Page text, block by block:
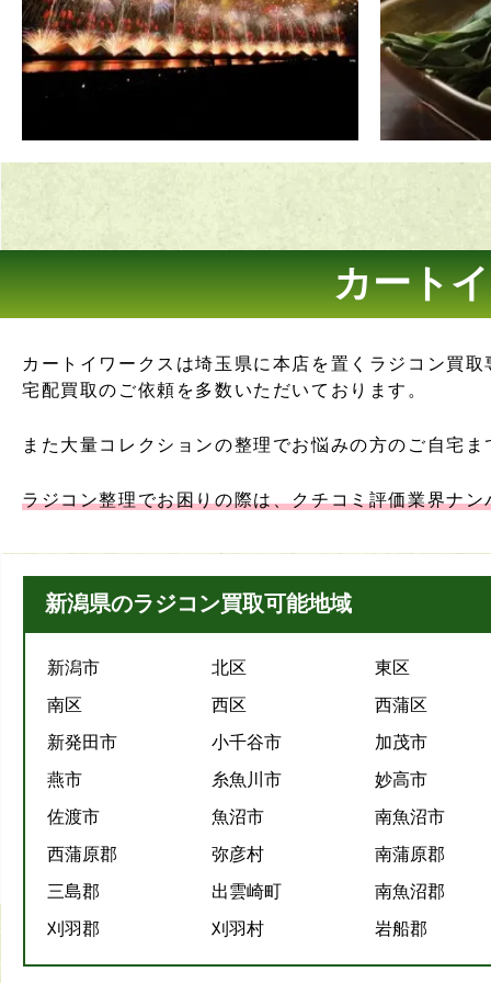
カート
カートイワークスは埼玉県に本店を置くラジコン買
宅配買取のご依頼を多数いただいております。
また大量コレクションの整理でお悩みの方のご自宅
ラジコン整理でお困りの際は、クチコミ評価業界ナ
新潟県のラジコン買取可能地域
新潟市 北区
東区
南区
西区
西蒲区
新発田市
小千谷市
加茂市
燕市
糸魚川市
妙高市
佐渡市
魚沼市
南魚沼市
西蒲原郡
弥彦村
南蒲原郡
三島郡
出雲崎町
南魚沼郡
刈羽郡
刈羽村 岩船郡